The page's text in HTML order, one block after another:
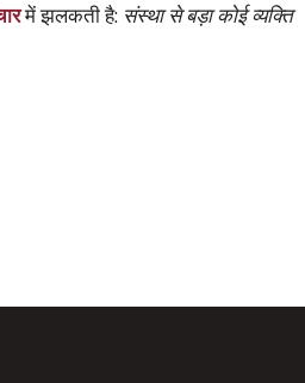
में झलकती है: संस्था से बड़ा कोई व्यक्ति